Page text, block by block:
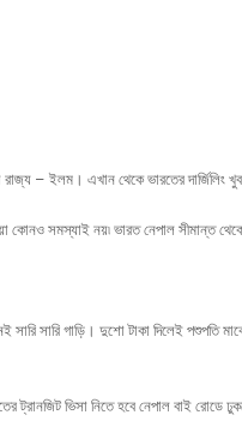
– ইলম। এখান থেকে ভারতের দার্জিলিং
কোনও সমস্যাই নয়৷ ভারত নেপাল সীমান্ত
সারি সারি গাড়ি। দুশো টাকা দিলেই
ট্রানজিট ভিসা নিতে হবে নেপাল বাই